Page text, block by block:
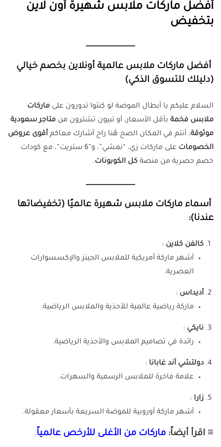
أفضل ماركات ملابس شهيرة أون لاين
بتخفيض
أفضل ماركات ملابس عالمية أونلاين بخصم خيالي
(دليلك للتسوق الذكي)
السلام عليكم يا أبطال الموضة لو كنتوا تدورون على ماركات
ملابس فخمة بأقل الأسعار، أو تبيون تشترون من متاجر سعودية
موثوقة، أنتم في المكان الصح هُنا راح أشارك معاكم أقوى عروض
الخصومات
على ماركات زي، “نمشي”، و”6 ستريت”، مع كودات
خصم حصرية من منصة كل الكوبونات.
أسماء ماركات ملابس شهيرة عالميًا (تخفيضاتها
عندنا):
كالفن كلاين :
أشهر ماركة أمريكية للملابس الجينز والإكسسوارات
العصرية.
أديداس :
ماركة رياضية عالمية للأحذية والملابس الرياضية.
نايكي :
رائدة في تصاميم الملابس والأحذية الرياضية.
دولتشي آند غابانا :
علامة فاخرة للملابس الرسمية والسهرات.
زارا :
أشهر ماركة أوروبية للموضة السريعة بأسعار معقولة.
≡ اقرأ أيضاً: ماركات من الأغلى للأرخص عالمياً.